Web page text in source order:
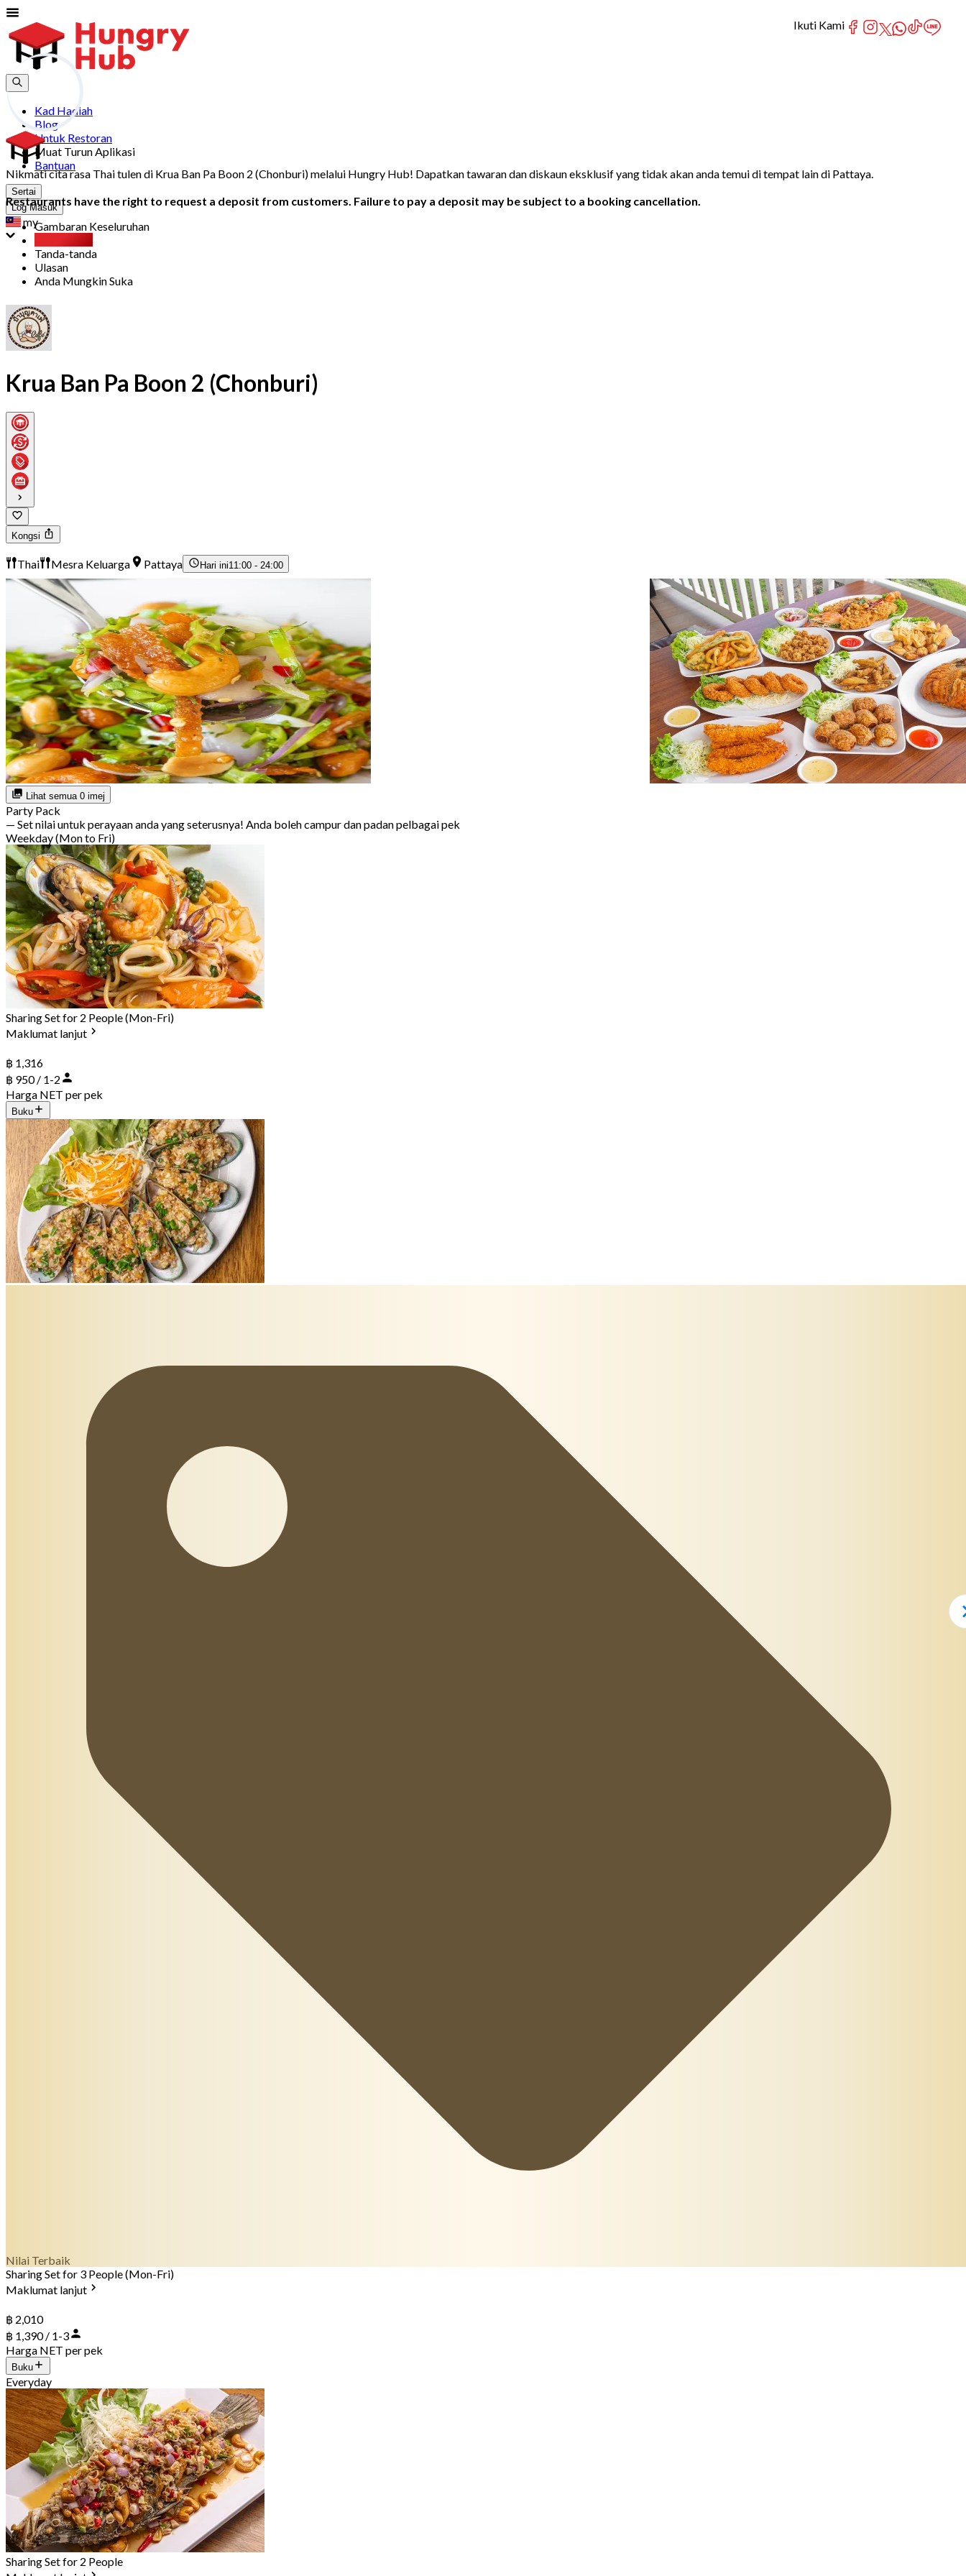
Kad Hadiah
Blog
Untuk Restoran
Muat Turun Aplikasi
Bantuan
Sertai
Log Masuk
my
Nikmati cita rasa Thai tulen di Krua Ban Pa Boon 2 (Chonburi) melalui Hungry Hub! Dapatkan tawaran dan diskaun eksklusif yang tidak akan anda temui di tempat lain di Pattaya.
Restaurants have the right to request a deposit from customers. Failure to pay a deposit may be subject to a booking cancellation.
Gambaran Keseluruhan
Tanda-tanda
Ulasan
Anda Mungkin Suka
Krua Ban Pa Boon 2 (Chonburi)
Kongsi
Thai Mesra Keluarga Pattaya Hari ini11:00 - 24:00
Lihat semua 0 imej
Party Pack
— Set nilai untuk perayaan anda yang seterusnya! Anda boleh campur dan padan pelbagai pek
Weekday (Mon to Fri)
Sharing Set for 2 People (Mon-Fri)
Maklumat lanjut
฿ 1,316
฿ 950 / 1-2
Harga NET per pek
Buku
Nilai Terbaik
Sharing Set for 3 People (Mon-Fri)
Maklumat lanjut
฿ 2,010
฿ 1,390 / 1-3
Harga NET per pek
Buku
Everyday
Sharing Set for 2 People
Ikuti Kami